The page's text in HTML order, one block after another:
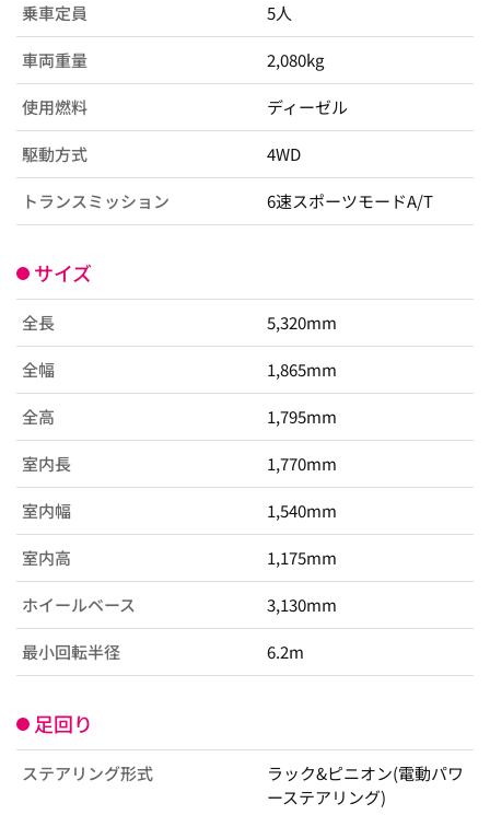
乗車定員 5人
車両重量 2,080kg
使用燃料 ディーゼル
駆動方式 4WD
トランスミッション 6速スポーツモードA/T
サイズ
全長 5,320mm
全幅 1,865mm
全高 1,795mm
室内長 1,770mm
室内幅 1,540mm
室内高 1,175mm
ホイールベース 3,130mm
最小回転半径 6.2m
足回り
ステアリング形式
ラック&ピニオン(電動パワ
ーステアリング)